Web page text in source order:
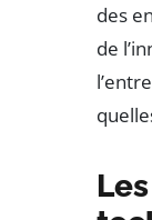
des
de